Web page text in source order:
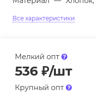
Все характеристики
Мелкий опт
536 ₽/шт
Крупный опт